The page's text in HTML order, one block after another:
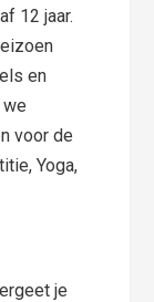
12 jaar.
en
voor de
Yoga,
je